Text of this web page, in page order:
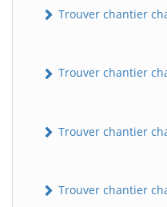
Trouver chantier
Trouver chantier
Trouver chantier
Trouver chantier